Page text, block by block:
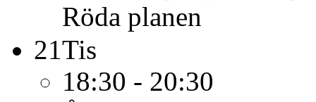
Röda planen
21Tis
18:30 - 20:30